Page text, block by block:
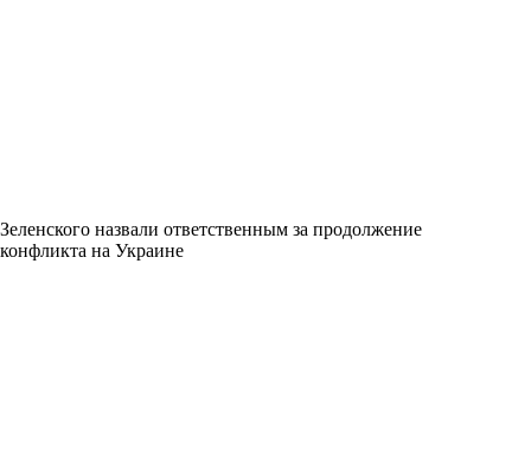
Зеленского назвали ответственным за продолжение
конфликта на Украине